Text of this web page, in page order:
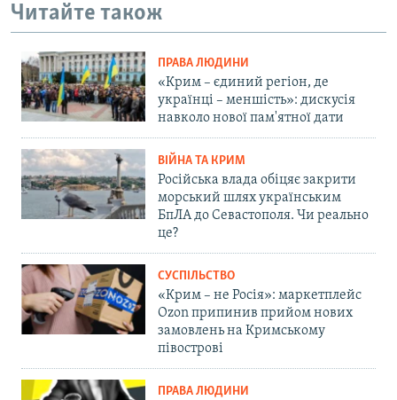
Читайте також
ПРАВА ЛЮДИНИ
«Крим – єдиний регіон, де
українці – меншість»: дискусія
навколо нової пам'ятної дати
ВІЙНА ТА КРИМ
Російська влада обіцяє закрити
морський шлях українським
БпЛА до Севастополя. Чи реально
це?
СУСПІЛЬСТВО
«Крим – не Росія»: маркетплейс
Ozon припинив прийом нових
замовлень на Кримському
півострові
ПРАВА ЛЮДИНИ